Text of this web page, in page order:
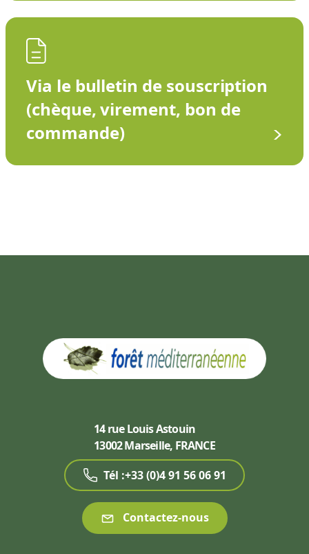
Via le bulletin de souscription
(chèque, virement, bon de
commande)
14 rue Louis Astouin
13002 Marseille, FRANCE
Tél :+33 (0)4 91 56 06 91
Contactez-nous